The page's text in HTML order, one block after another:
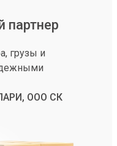
партнер
грузы и
ООО СК